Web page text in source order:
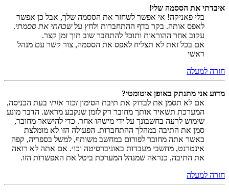
איבדתי את הססמה שלי!
בלי פאניקה! אי אפשר לשחזר את הססמה שלך, אבל כן אפשר
לאפס אותה. בקר בדף ההתחברות ולחץ עלשכחתי את ססמתי.
עקוב אחר ההוראות ותוכל להתחבר שוב תוך זמן קצר.
אם בכל זאת לא תצליח לאפס את הססמה, צור קשר עם מנהל
ראשי
חזרה למעלה
מדוע אני מתנתק באופן אוטומטי?
אם לא תסמן את לבדוק את תיבת הסימוןזכור אותי בעת הכניסה,
המערכת תשאיר אותך מחובר רק לזמן שנקבע מראש. הדבר מונע
שימוש לרעה בחשבונך על ידי מישהו אחר. כדי להישאר מחובר,
סמן את התיבה במהלך ההתחברות. הפעולה הזו לא מומלצת
כאשר אתה מחובר לפורום במחשב משותף, למשל בספריה, קפה
אינטרנט, מחשבי מעבדות באוניברסיטה וכו׳. אם אתה לא רואה
את התיבה, כנראה שמנהל המערכת ביטל את האפשרות הזו.
חזרה למעלה